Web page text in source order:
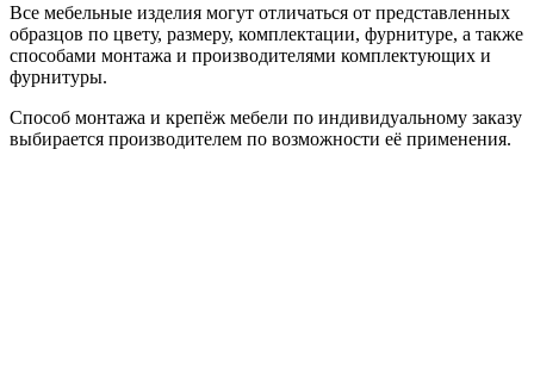
Все мебельные изделия могут отличаться от представленных
образцов по цвету, размеру, комплектации, фурнитуре, а также
способами монтажа и производителями комплектующих и
фурнитуры.
Способ монтажа и крепёж мебели по индивидуальному заказу
выбирается производителем по возможности её применения.